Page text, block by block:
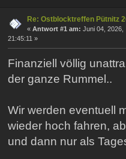
Re: Ostblocktreffen Pütnitz
« Antwort #1 am: Juni 04, 2026,
21:45:11 »
Finanziell völlig
der ganze Rummel..
Wir werden eventuell
wieder hoch fahren,
und dann nur als